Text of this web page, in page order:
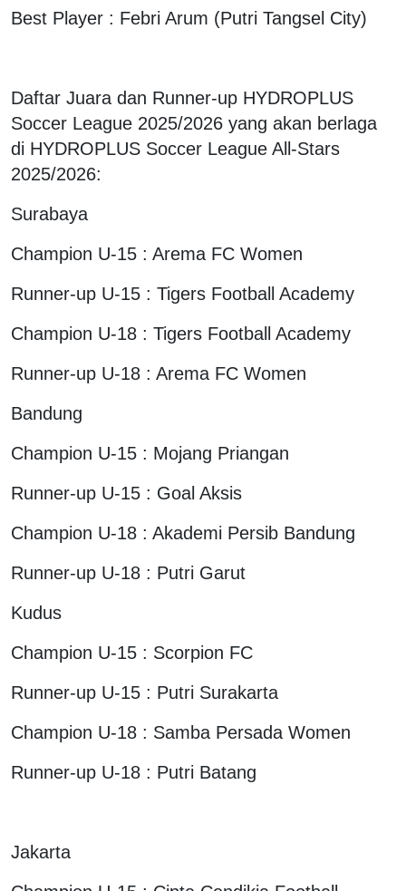
Best Player : Febri Arum (Putri Tangsel City)
Daftar Juara dan Runner-up HYDROPLUS
Soccer League 2025/2026 yang akan berlaga
di HYDROPLUS Soccer League All-Stars
2025/2026:
Surabaya
Champion U-15 : Arema FC Women
Runner-up U-15 : Tigers Football Academy
Champion U-18 : Tigers Football Academy
Runner-up U-18 : Arema FC Women
Bandung
Champion U-15 : Mojang Priangan
Runner-up U-15 : Goal Aksis
Champion U-18 : Akademi Persib Bandung
Runner-up U-18 : Putri Garut
Kudus
Champion U-15 : Scorpion FC
Runner-up U-15 : Putri Surakarta
Champion U-18 : Samba Persada Women
Runner-up U-18 : Putri Batang
Jakarta